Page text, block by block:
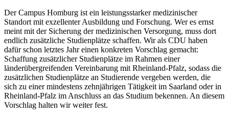
Der Campus Homburg ist ein leistungsstarker medizinischer
Standort mit exzellenter Ausbildung und Forschung. Wer es ernst
meint mit der Sicherung der medizinischen Versorgung, muss dort
endlich zusätzliche Studienplätze schaffen. Wir als CDU haben
dafür schon letztes Jahr einen konkreten Vorschlag gemacht:
Schaffung zusätzlicher Studienplätze im Rahmen einer
länderübergreifenden Vereinbarung mit Rheinland-Pfalz, sodass die
zusätzlichen Studienplätze an Studierende vergeben werden, die
sich zu einer mindestens zehnjährigen Tätigkeit im Saarland oder in
Rheinland-Pfalz im Anschluss an das Studium bekennen. An diesem
Vorschlag halten wir weiter fest.